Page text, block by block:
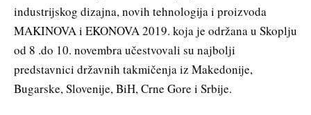
industrijskog dizajna, novih tehnologija i proizvoda
MAKINOVA i EKONOVA 2019. koja je održana u Skoplju
od 8 .do 10. novembra učestvovali su najbolji
predstavnici državnih takmičenja iz Makedonije,
Bugarske, Slovenije, BiH, Crne Gore i Srbije.